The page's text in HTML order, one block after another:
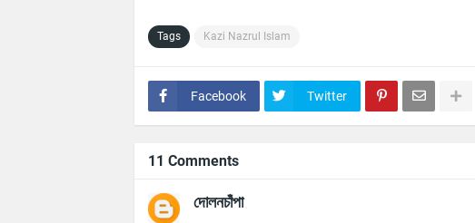
Tags Kazi Nazrul Islam
Facebook Twitter
11 Comments
দোলনচাঁপা